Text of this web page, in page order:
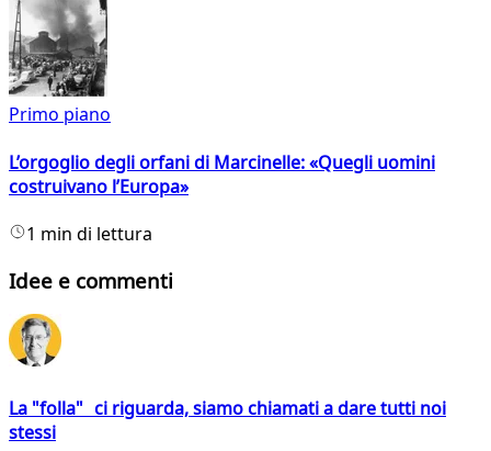
Primo piano
L’orgoglio degli orfani di Marcinelle: «Quegli uomini
costruivano l’Europa»
1 min di lettura
Idee e commenti
La "folla" ci riguarda, siamo chiamati a dare tutti noi
stessi